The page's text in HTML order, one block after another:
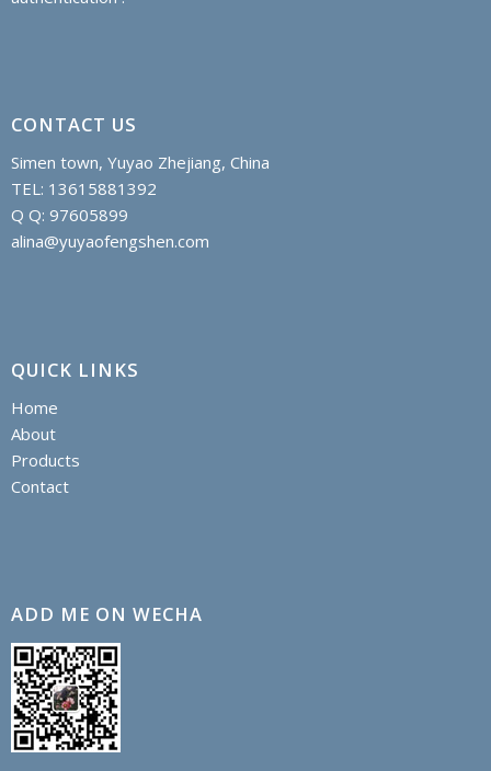
CONTACT US
Simen town, Yuyao Zhejiang, China
TEL: 13615881392
Q Q: 97605899
alina@yuyaofengshen.com
QUICK LINKS
Home
About
Products
Contact
ADD ME ON WECHA